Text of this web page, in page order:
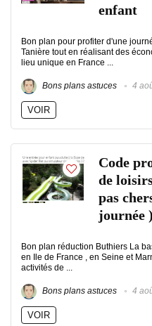
enfant
Bon plan pour profiter d'une
Tanière tout en réalisant des
lieu unique en France ...
Bons plans astuces 4
VOIR
Code
de
pas
journée
Bon plan réduction Buthiers La
en Ile de France , en Seine et
activités de ...
Bons plans astuces 4
VOIR